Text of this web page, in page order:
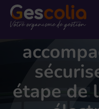
étape de